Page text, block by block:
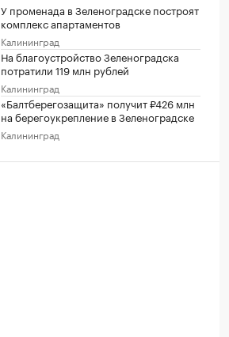
У променада в Зеленоградске построят
комплекс апартаментов
Калининград
На благоустройство Зеленоградска
потратили 119 млн рублей
Калининград
«Балтберегозащита» получит ₽426 млн
на берегоукрепление в Зеленоградске
Калининград